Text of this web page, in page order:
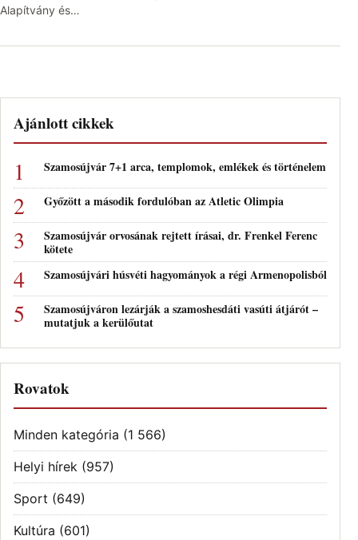
Alapítvány és…
Ajánlott cikkek
Szamosújvár 7+1 arca, templomok, emlékek és történelem
Győzött a második fordulóban az Atletic Olimpia
Szamosújvár orvosának rejtett írásai, dr. Frenkel Ferenc
kötete
Szamosújvári húsvéti hagyományok a régi Armenopolisból
Szamosújváron lezárják a szamoshesdáti vasúti átjárót –
mutatjuk a kerülőutat
Rovatok
Minden kategória (1 566)
Helyi hírek (957)
Sport (649)
Kultúra (601)